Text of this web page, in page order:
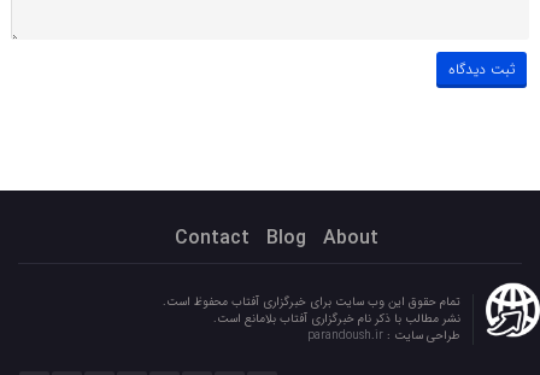
About
Blog
Contact
تمام حقوق این وب سایت برای خبرگزاری آفتاب محفوظ است.
نشر مطالب با ذکر نام خبرگزاری آفتاب بلامانع است.
طراحی سایت :